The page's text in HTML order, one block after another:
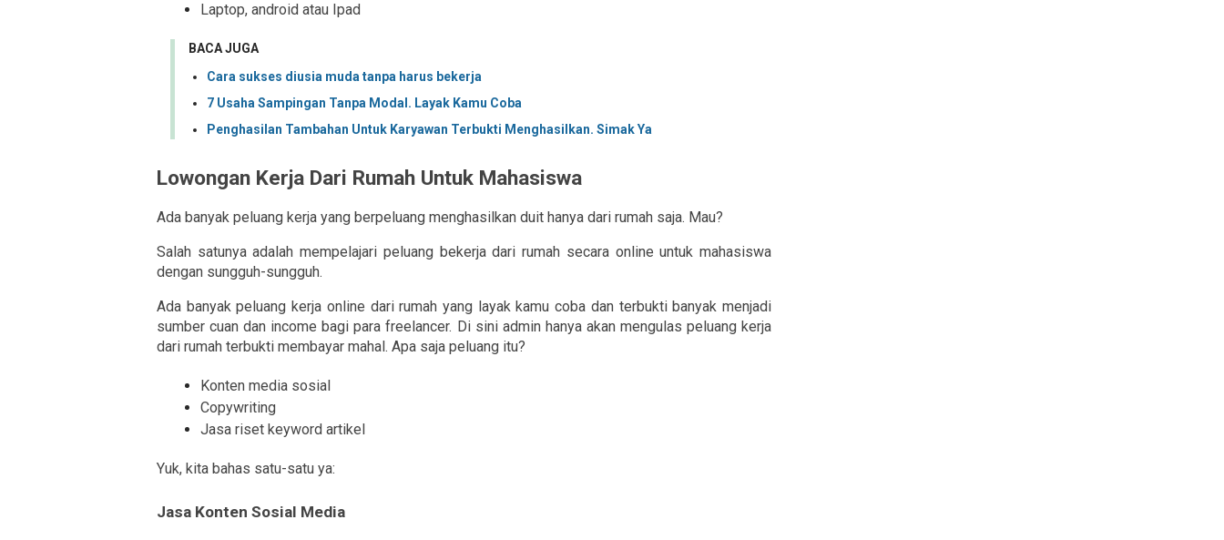
Laptop, android atau Ipad
BACA JUGA
Cara sukses diusia muda tanpa harus bekerja
7 Usaha Sampingan Tanpa Modal. Layak Kamu Coba
Penghasilan Tambahan Untuk Karyawan Terbukti Menghasilkan. Simak Ya
Lowongan Kerja Dari Rumah Untuk Mahasiswa
Ada banyak peluang kerja yang berpeluang menghasilkan duit hanya dari rumah saja. Mau?
Salah satunya adalah mempelajari peluang bekerja dari rumah secara online untuk mahasiswa
dengan sungguh-sungguh.
Ada banyak peluang kerja online dari rumah yang layak kamu coba dan terbukti banyak menjadi
sumber cuan dan income bagi para freelancer. Di sini admin hanya akan mengulas peluang kerja
dari rumah terbukti membayar mahal. Apa saja peluang itu?
Konten media sosial
Copywriting
Jasa riset keyword artikel
Yuk, kita bahas satu-satu ya:
Jasa Konten Sosial Media